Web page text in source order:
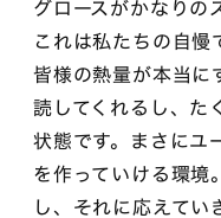
グロースがかなりの
これは私たちの自
皆様の熱量が本当に
読してくれるし、た
状態です。まさにユ
を作っていける環境
し、それに応えて